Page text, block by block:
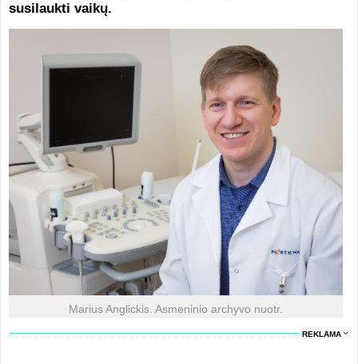
susilaukti vaikų.
Marius Anglickis. Asmeninio archyvo nuotr.
REKLAMA